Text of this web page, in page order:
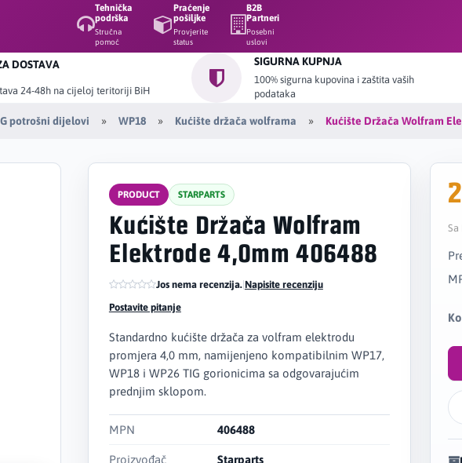
Tehnička
podrška
Stručna
pomoć
Praćenje
pošiljke
Provjerite
status
B2B
Partneri
Posebni
uslovi
DOSTAVA
24-48h na cijeloj teritoriji BiH
SIGURNA KUPNJA
100% sigurna kupovina i zaštita vaših
podataka
potrošni dijelovi WP18 Kućište držača wolframa Kućište Držača Wolfram
PRODUCT STARPARTS
Kućište Držača Wolfram
Elektrode 4,0mm 406488
Jos nema recenzija.|Napisite recenziju
Postavite pitanje
Standardno kućište držača za volfram elektrodu
promjera 4,0 mm, namijenjeno kompatibilnim WP17,
WP18 i WP26 TIG gorionicima sa odgovarajućim
prednjim sklopom.
MPN 406488
Proizvođač Starparts